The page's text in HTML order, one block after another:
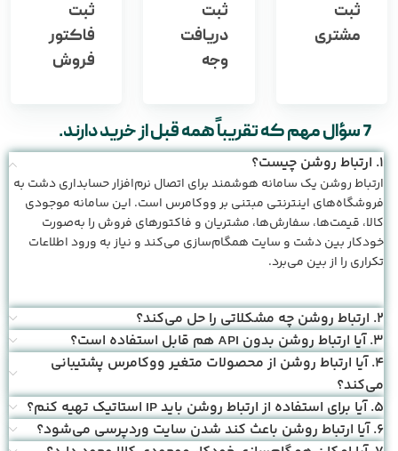
ثبت
مشتری
ثبت
دریافت
وجه
ثبت
فاکتور
فروش
7 سؤال مهم که تقریباً همه قبل از خرید دارند.
1. ارتباط روشن چیست؟
ارتباط روشن یک سامانه هوشمند برای اتصال نرم‌افزار حسابداری دشت به
فروشگاه‌های اینترنتی مبتنی بر ووکامرس است. این سامانه موجودی
کالا، قیمت‌ها، سفارش‌ها، مشتریان و فاکتورهای فروش را به‌صورت
خودکار بین دشت و سایت همگام‌سازی می‌کند و نیاز به ورود اطلاعات
تکراری را از بین می‌برد.
2. ارتباط روشن چه مشکلاتی را حل می‌کند؟
3. آیا ارتباط روشن بدون API هم قابل استفاده است؟
4. آیا ارتباط روشن از محصولات متغیر ووکامرس پشتیبانی
می‌کند؟
5. آیا برای استفاده از ارتباط روشن باید IP استاتیک تهیه کنم؟
6. آیا ارتباط روشن باعث کند شدن سایت وردپرسی می‌شود؟